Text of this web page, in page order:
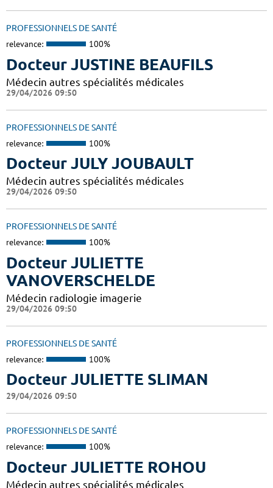
PROFESSIONNELS DE SANTÉ
relevance: 100%
Docteur JUSTINE BEAUFILS
Médecin autres spécialités médicales
29/04/2026 09:50
PROFESSIONNELS DE SANTÉ
relevance: 100%
Docteur JULY JOUBAULT
Médecin autres spécialités médicales
29/04/2026 09:50
PROFESSIONNELS DE SANTÉ
relevance: 100%
Docteur JULIETTE
VANOVERSCHELDE
Médecin radiologie imagerie
29/04/2026 09:50
PROFESSIONNELS DE SANTÉ
relevance: 100%
Docteur JULIETTE SLIMAN
29/04/2026 09:50
PROFESSIONNELS DE SANTÉ
relevance: 100%
Docteur JULIETTE ROHOU
Médecin autres spécialités médicales